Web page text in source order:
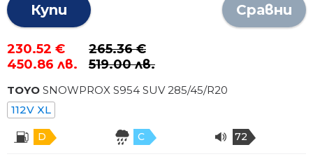
Купи Сравни
230.52 €
450.86 лв.
265.36 €
519.00 лв.
TOYO SNOWPROX S954 SUV 285/45/R20
112V XL
D C 72